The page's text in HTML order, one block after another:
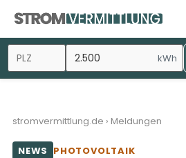
Inhalt
springen
kWh
stromvermittlung.de › Meldungen
NEWS PHOTOVOLTAIK